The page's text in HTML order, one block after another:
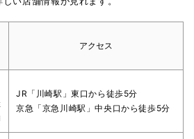
アクセス
JR「川崎駅」東口から徒歩5分
京急「京急川崎駅」中央口から徒歩5分